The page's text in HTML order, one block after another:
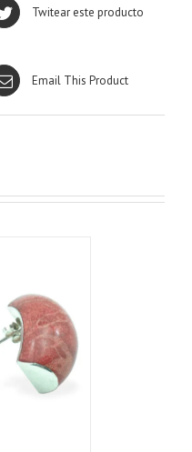
Twitear este producto
Email This Product